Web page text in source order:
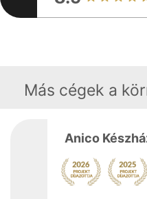
Más cégek a
Anico